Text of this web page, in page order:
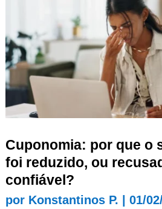
Cuponomia: por que o
foi reduzido, ou
confiável?
por Konstantinos P. 01/